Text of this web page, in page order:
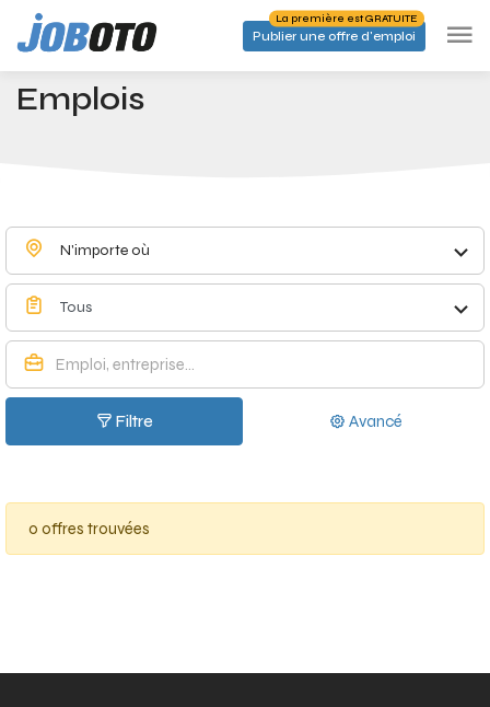
Skip to main content
Publier une offre d'emploi
La première est GRATUITE
Accueil Emplois à Foy-Notre-Dame - Joboto
Emplois
N'importe où
Tous
Filtre Avancé
0 offres trouvées